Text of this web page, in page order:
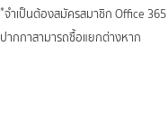
*จำเป็นต้องสมัครสมาชิก Office
ปากกาสามารถซื้อแยกต่างหาก